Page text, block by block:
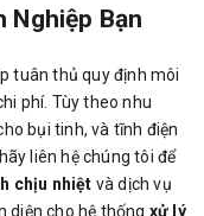
Nghiệp Bạn
tuân thủ quy định môi
phí. Tùy theo nhu
bụi tinh, và tĩnh điện
liên hệ chúng tôi để
chịu nhiệt và dịch vụ
diện cho hệ thống xử lý